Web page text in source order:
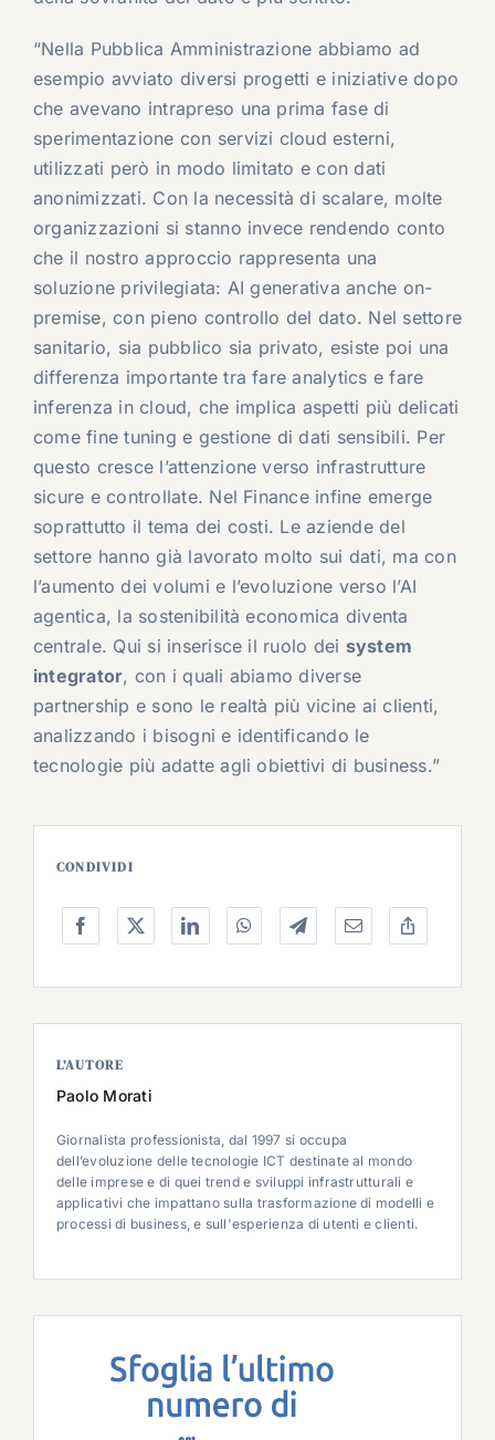
“Nella Pubblica Amministrazione abbiamo ad
esempio avviato diversi progetti e iniziative dopo
che avevano intrapreso una prima fase di
sperimentazione con servizi cloud esterni,
utilizzati però in modo limitato e con dati
anonimizzati. Con la necessità di scalare, molte
organizzazioni si stanno invece rendendo conto
che il nostro approccio rappresenta una
soluzione privilegiata: AI generativa anche on-
premise, con pieno controllo del dato. Nel settore
sanitario, sia pubblico sia privato, esiste poi una
differenza importante tra fare analytics e fare
inferenza in cloud, che implica aspetti più delicati
come fine tuning e gestione di dati sensibili. Per
questo cresce l’attenzione verso infrastrutture
sicure e controllate. Nel Finance infine emerge
soprattutto il tema dei costi. Le aziende del
settore hanno già lavorato molto sui dati, ma con
l’aumento dei volumi e l’evoluzione verso l’AI
agentica, la sostenibilità economica diventa
centrale. Qui si inserisce il ruolo dei system
integrator, con i quali abiamo diverse
partnership e sono le realtà più vicine ai clienti,
analizzando i bisogni e identificando le
tecnologie più adatte agli obiettivi di business.”
CONDIVIDI
L’AUTORE
Paolo Morati
Giornalista professionista, dal 1997 si occupa
dell’evoluzione delle tecnologie ICT destinate al mondo
delle imprese e di quei trend e sviluppi infrastrutturali e
applicativi che impattano sulla trasformazione di modelli e
processi di business, e sull'esperienza di utenti e clienti.